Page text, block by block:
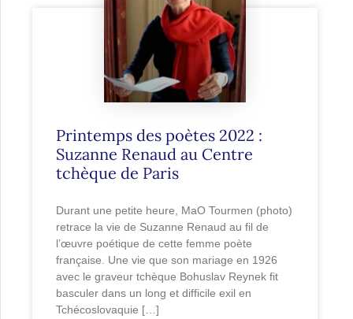
Printemps des poètes 2022 :
Suzanne Renaud au Centre
tchèque de Paris
Durant une petite heure, MaO Tourmen (photo)
retrace la vie de Suzanne Renaud au fil de
l’œuvre poétique de cette femme poète
française. Une vie que son mariage en 1926
avec le graveur tchèque Bohuslav Reynek fit
basculer dans un long et difficile exil en
Tchécoslovaquie […]